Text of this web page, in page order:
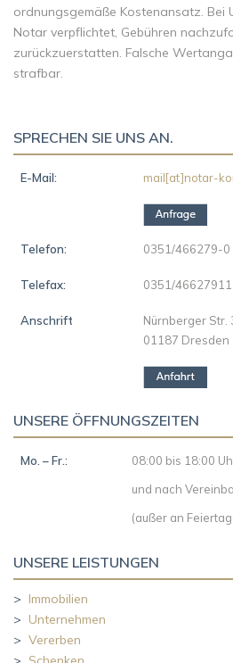
ordnungsgemäße Kostenansatz. Bei
Notar verpflichtet, Gebühren
zurückzuerstatten. Falsche
strafbar.
SPRECHEN SIE UNS AN.
E-Mail: mail[at]notar-
Telefon: 0351/466279-0
Telefax: 0351/46627911
Anschrift
Nürnberger Str.
01187 Dresden
UNSERE ÖFFNUNGSZEITEN
Mo. – Fr.:
08:00 bis 18:00
und nach
(außer an
UNSERE LEISTUNGEN
> Immobilien
> Unternehmen
> Vererben